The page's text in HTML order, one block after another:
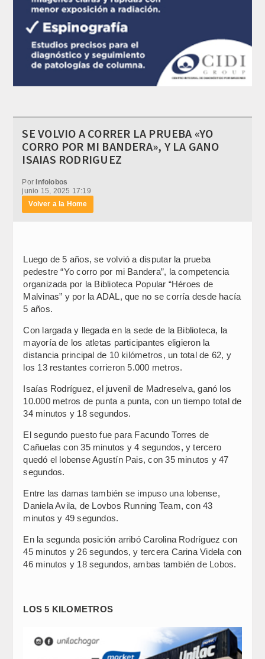
SE VOLVIO A CORRER LA PRUEBA «YO
CORRO POR MI BANDERA», Y LA GANO
ISAIAS RODRIGUEZ
PorInfolobos
junio 15, 2025 17:19
Volver a la Home
Luego de 5 años, se volvió a disputar la prueba
pedestre “Yo corro por mi Bandera”, la competencia
organizada por la Biblioteca Popular “Héroes de
Malvinas” y por la ADAL, que no se corría desde hacía
5 años.
Con largada y llegada en la sede de la Biblioteca, la
mayoría de los atletas participantes eligieron la
distancia principal de 10 kilómetros, un total de 62, y
los 13 restantes corrieron 5.000 metros.
Isaías Rodríguez, el juvenil de Madreselva, ganó los
10.000 metros de punta a punta, con un tiempo total de
34 minutos y 18 segundos.
El segundo puesto fue para Facundo Torres de
Cañuelas con 35 minutos y 4 segundos, y tercero
quedó el lobense Agustín Pais, con 35 minutos y 47
segundos.
Entre las damas también se impuso una lobense,
Daniela Avila, de Lovbos Running Team, con 43
minutos y 49 segundos.
En la segunda posición arribó Carolina Rodríguez con
45 minutos y 26 segundos, y tercera Carina Videla con
46 minutos y 18 segundos, ambas también de Lobos.
LOS 5 KILOMETROS